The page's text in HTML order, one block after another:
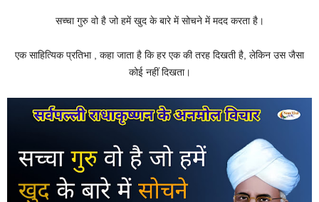
सच्चा गुरु वो है जो हमें खुद के बारे में सोचने में मदद करता है।
एक साहित्यिक प्रतिभा , कहा जाता है कि हर एक की तरह दिखती है, लेकिन उस जैसा
कोई नहीं दिखता।